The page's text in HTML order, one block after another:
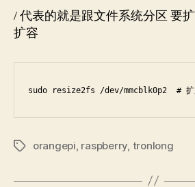
/ 代表的就是跟文件系统分区 要
扩容
sudo resize2fs /dev/mmcblk0p2  # 扩
Tagsorangepi, raspberry, tronlong